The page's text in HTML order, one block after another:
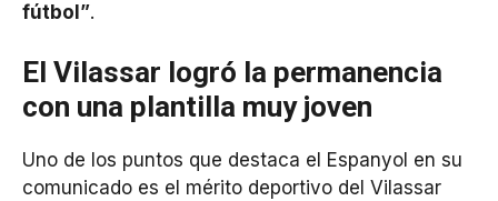
fútbol”.
El Vilassar logró la permanencia
con una plantilla muy joven
Uno de los puntos que destaca el Espanyol en su
comunicado es el mérito deportivo del Vilassar